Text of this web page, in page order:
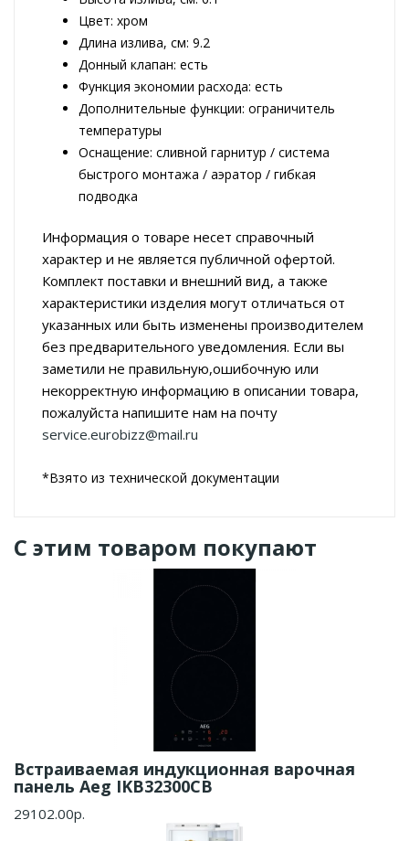
Цвет: хром
Длина излива, см: 9.2
Донный клапан: есть
Функция экономии расхода: есть
Дополнительные функции: ограничитель
температуры
Оснащение: сливной гарнитур / система
быстрого монтажа / аэратор / гибкая
подводка
Информация о товаре несет справочный
характер и не является публичной офертой.
Комплект поставки и внешний вид, а также
характеристики изделия могут отличаться от
указанных или быть изменены производителем
без предварительного уведомления. Если вы
заметили не правильную,ошибочную или
некорректную информацию в описании товара,
пожалуйста напишите нам на почту
service.eurobizz@mail.ru
*Взято из технической документации
С этим товаром покупают
Встраиваемая индукционная варочная
панель Aeg IKB32300CB
29102.00р.